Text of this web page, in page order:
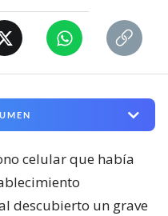
celular que había
descubierto un grave